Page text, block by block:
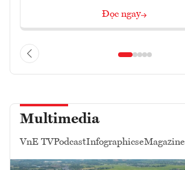
Đọc ngay
Multimedia
VnE TVPodcastInfographicseMagazine